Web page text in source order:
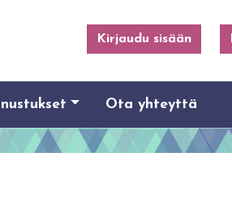
Kirjaudu sisään
Ota yhteyttä